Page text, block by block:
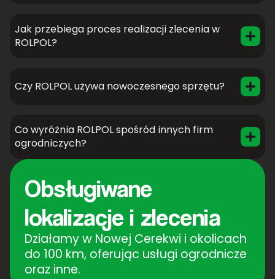
Jak przebiega proces realizacji zlecenia w
ROLPOL?
Czy ROLPOL używa nowoczesnego sprzętu?
Co wyróżnia ROLPOL spośród innych firm
ogrodniczych?
Obsługiwane
lokalizacje i zlecenia
Działamy w Nowej Cerekwi i okolicach
do 100 km, oferując usługi ogrodnicze
oraz inne.